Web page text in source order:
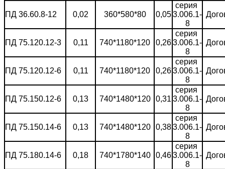
ПД 36.60.8-12 0,02 360*580*80 0,05
серия
3.006.1-
8
ПД 75.120.12-3 0,11 740*1180*120 0,26
серия
3.006.1-
8
ПД 75.120.12-6 0,11 740*1180*120 0,26
серия
3.006.1-
8
ПД 75.150.12-6 0,13 740*1480*120 0,31
серия
3.006.1-
8
ПД 75.150.14-6 0,13 740*1480*120 0,38
серия
3.006.1-
8
ПД 75.180.14-6 0,18 740*1780*140 0,46
серия
3.006.1-
8